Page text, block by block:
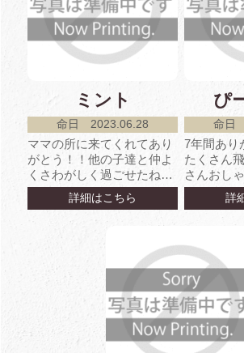
ミント
命日 2023.06.28
ママの所に来てくれてあり
がとう！！他の子達と仲よ
くさわがしく過ごせたね。
病気になってからもキセキ
の復活して、お世話たく
詳細はこちら
ぴ
命日
7年間あ
たくさん
さんおし
詳